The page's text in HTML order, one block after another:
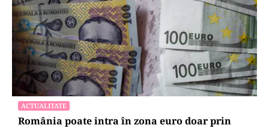
ACTUALITATE
România poate intra în zona euro doar prin